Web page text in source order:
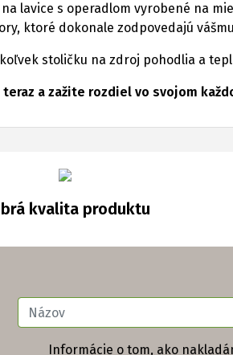
na lavice s operadlom vyrobené na
ktoré dokonale zodpovedajú
stoličku na zdroj pohodlia a
a zažite rozdiel vo svojom
kvalita produktu
Informácie o tom, ako